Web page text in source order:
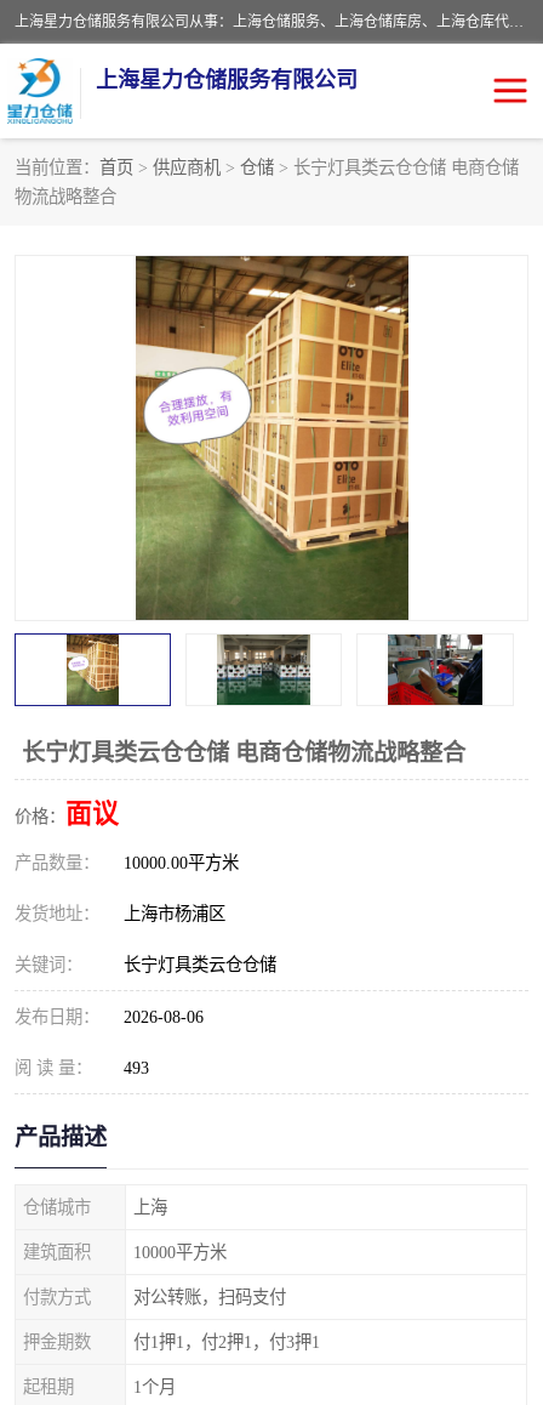
上海星力仓储服务有限公司从事：上海仓储服务、上海仓储库房、上海仓库代运营、上海仓库对外出租、上海仓库外包、上海三方仓储、上海电商仓储代发、上海电商代发货仓库、上海托管仓库、上海仓储配送。上海星力仓储服务有限公司现在拥有100个分仓、10万余平方的标准库房，精炼员工几百名，与几千家客户合作，公司已跻身上海仓储行业前列。欢迎来电咨询！
上海星力仓储服务有限公司
当前位置： 首页 > 供应商机 > 仓储 > 长宁灯具类云仓仓储 电商仓储
物流战略整合
长宁灯具类云仓仓储 电商仓储物流战略整合
价格： 面议
产品数量： 10000.00平方米
发货地址： 上海市杨浦区
关键词： 长宁灯具类云仓仓储
发布日期： 2026-08-06
阅 读 量： 493
产品描述
仓储城市 上海
建筑面积 10000平方米
付款方式 对公转账，扫码支付
押金期数 付1押1，付2押1，付3押1
起租期 1个月
上海仓库对外出租
上海仓储配送 上海仓库外包
上海仓库代运营 上海托管仓库
上海第三方仓储 上海仓储服务
上海电商代发货仓库
上海托管仓库